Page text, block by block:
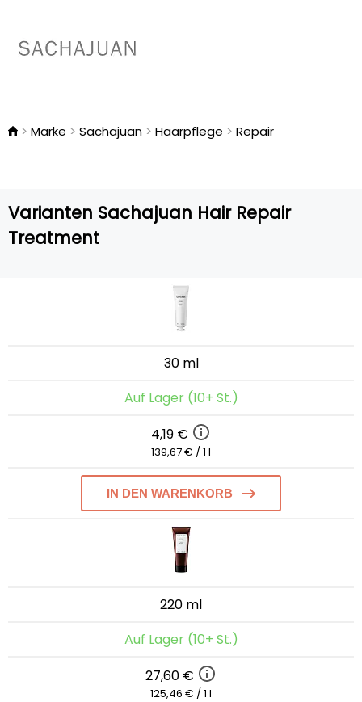
Marke Sachajuan Haarpflege Repair
Varianten Sachajuan Hair Repair
Treatment
30 ml
Auf Lager (10+ St.)
4,19 €
139,67 € / 1 l
IN DEN WARENKORB
220 ml
Auf Lager (10+ St.)
27,60 €
125,46 € / 1 l